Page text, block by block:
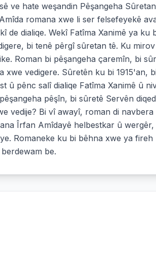
ve hate weşandin Pêşangeha
romana xwe li ser felsefeyekê
de dialiqe. Wekî Fatîma Xanimê ya
bi tenê pêrgî sûretan tê. Ku
Roman bi pêşangeha çaremîn, bi
xwe vedigere. Sûretên ku bi 1915'an,
û pênc salî dialiqe Fatîma Xanimê û
pêşîn, bi sûretê Servên
vedije? Bi vî awayî, roman di
Îrfan Amîdayê helbestkar û
Romaneke ku bi bêhna xwe ya
be.